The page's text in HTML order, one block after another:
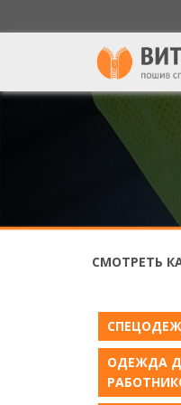
СМОТРЕТЬ
ОДЕЖДА